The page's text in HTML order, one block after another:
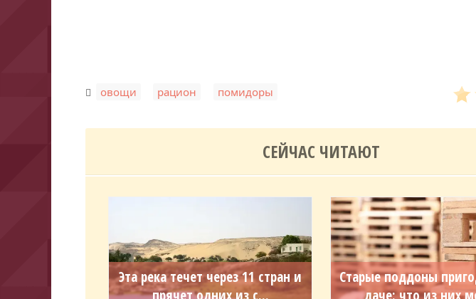
овощи рацион помидоры
СЕЙЧАС ЧИТАЮТ
Эта река течет через 11 стран и
Старые поддоны